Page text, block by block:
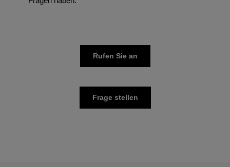
Rufen Sie an
Frage stellen